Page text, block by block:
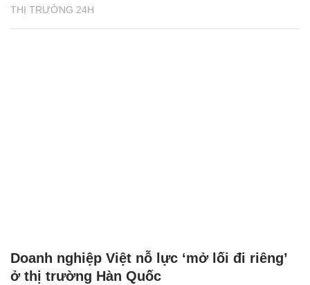
THỊ TRƯỜNG 24H
Doanh nghiệp Việt nỗ lực ‘mở lối đi riêng’
ở thị trường Hàn Quốc